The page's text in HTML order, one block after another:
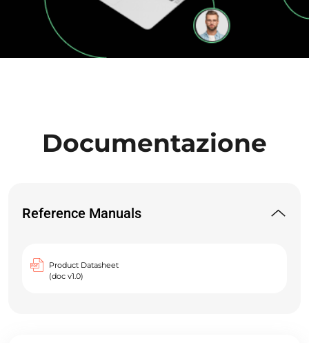
Documentazione
Reference Manuals
Product Datasheet
(doc v1.0)